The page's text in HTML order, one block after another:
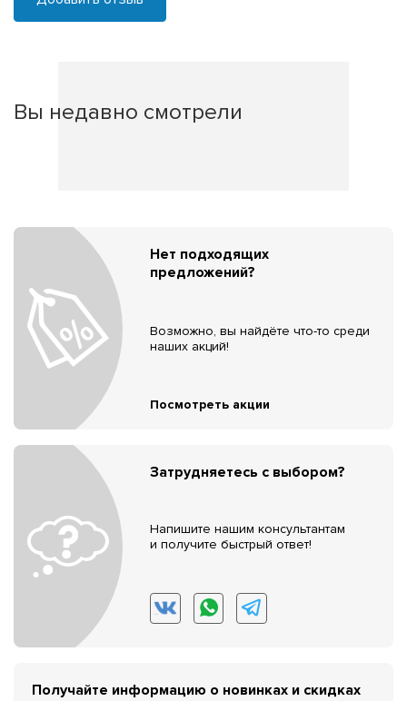
Вы недавно смотрели
Нет подходящих
предложений?
Возможно, вы найдёте что-то среди
наших акций!
Посмотреть акции
Затрудняетесь с выбором?
Напишите нашим консультантам
и получите быстрый ответ!
Получайте информацию о новинках и скидках